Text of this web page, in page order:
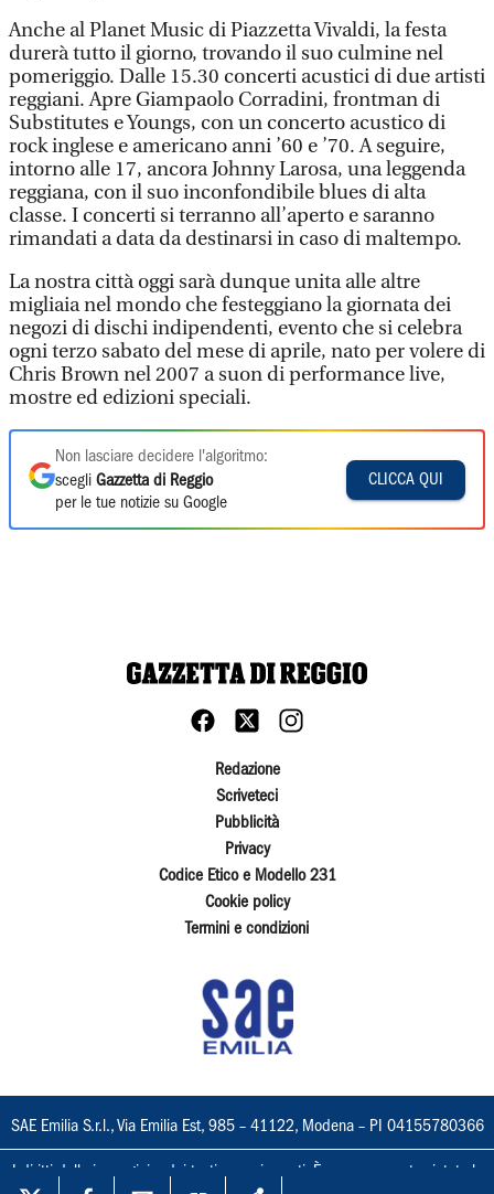
Anche al Planet Music di Piazzetta Vivaldi, la festa
durerà tutto il giorno, trovando il suo culmine nel
pomeriggio. Dalle 15.30 concerti acustici di due artisti
reggiani. Apre Giampaolo Corradini, frontman di
Substitutes e Youngs, con un concerto acustico di
rock inglese e americano anni ’60 e ’70. A seguire,
intorno alle 17, ancora Johnny Larosa, una leggenda
reggiana, con il suo inconfondibile blues di alta
classe. I concerti si terranno all’aperto e saranno
rimandati a data da destinarsi in caso di maltempo.
La nostra città oggi sarà dunque unita alle altre
migliaia nel mondo che festeggiano la giornata dei
negozi di dischi indipendenti, evento che si celebra
ogni terzo sabato del mese di aprile, nato per volere di
Chris Brown nel 2007 a suon di performance live,
mostre ed edizioni speciali.
Non lasciare decidere l'algoritmo:
scegli Gazzetta di Reggio
per le tue notizie su Google
CLICCA QUI
Redazione
Scriveteci
Pubblicità
Privacy
Codice Etico e Modello 231
Cookie policy
Termini e condizioni
SAE Emilia S.r.l., Via Emilia Est, 985 – 41122, Modena – PI 04155780366
I diritti delle immagini e dei testi sono riservati. È espressamente vietata la